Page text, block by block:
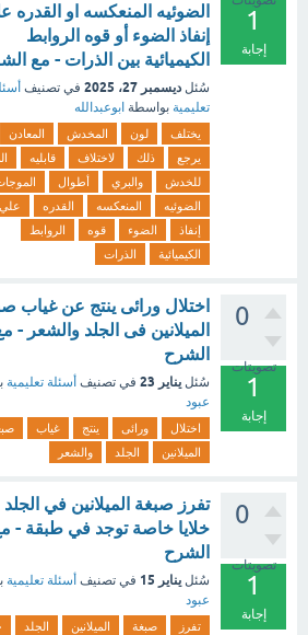
1
إجابة
الضوئيه المنعكسه او القدره
إنفاذ الضوء أو قوه الروابط
الكيميائية بين الذرات - مع
سُئل ديسمبر 27، 2025 في تصنيف
تعليمية بواسطة ابوعبدالله
يختلف لون المخدش
المعادن
يرجع
ذلك لاختلاف قابليه
للخدش
والبري أطوال
الضوئيه
المنعكسه القدره
علي
إنفاذ
الضوء قوه
الروابط
الكيميائية
الذرات
0
تصويتات
1
إجابة
اختلال ورائى ينتج عن غياب
الميلانين فى الجلد والشعر -
الشرح
سُئل يناير 23 في تصنيف أسئلة تعليمية
عبود
اختلال ورائى ينتج غياب
الميلانين
الجلد والشعر
0
تصويتات
1
إجابة
تفرز صبغة الميلانين في
خلايا خاصة توجد في طبقة -
الشرح
سُئل يناير 15 في تصنيف أسئلة تعليمية
عبود
تفرز صبغة الميلانين الجلد